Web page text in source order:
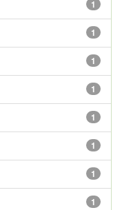
1
1
1
1
1
1
1
1